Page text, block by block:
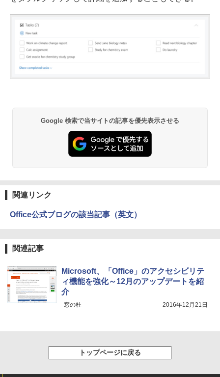
Google 検索で当サイトの記事を優先表示させる
関連リンク
Office公式ブログの該当記事（英文）
関連記事
Microsoft、「Office」のアクセシビリテ
ィ機能を強化～12月のアップデートを紹
介
窓の杜 2016年12月21日
トップページに戻る